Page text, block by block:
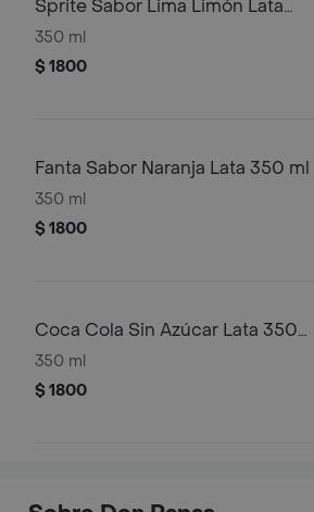
Sprite Sabor Lima Limón Lata
350 ml
350 ml
$ 1800
Fanta Sabor Naranja Lata 350 ml
350 ml
$ 1800
Coca Cola Sin Azúcar Lata 350
ml
350 ml
$ 1800